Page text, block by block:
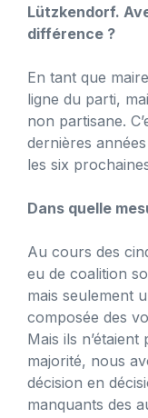
Lützkendorf.
différence ?
En tant que
ligne du parti,
non partisane.
dernières
les six
Dans quelle
Au cours des
eu de coalition
mais seulement
composée des
Mais ils
majorité, nous
décision en
manquants des